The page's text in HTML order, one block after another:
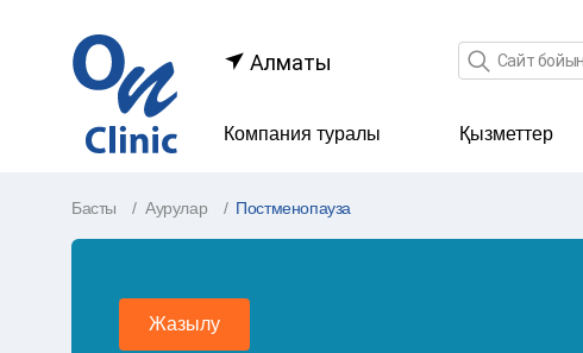
Алматы Іздеу өрісі
Компания туралы Қызметтер
Басты Аурулар Постменопауза
Жазылу